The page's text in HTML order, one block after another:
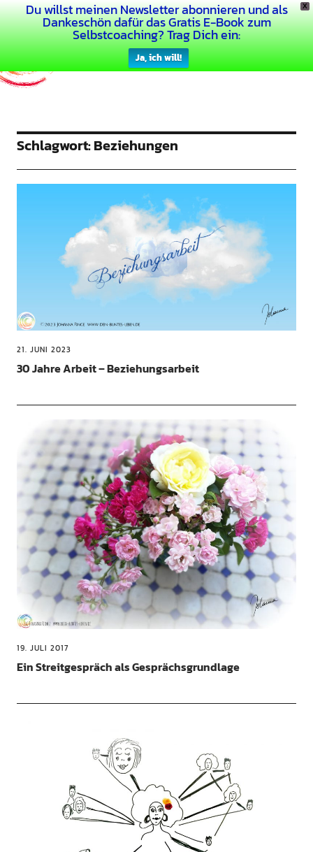
X
Du willst meinen Newsletter abonnieren und als
Dankeschön dafür das Gratis E-Book zum
Selbstcoaching? Trag Dich ein:
Ja, ich will!
Dein Buntes Leben
Schlagwort:Beziehungen
21. JUNI 2023
30 Jahre Arbeit – Beziehungsarbeit
19. JULI 2017
Ein Streitgespräch als Gesprächsgrundlage